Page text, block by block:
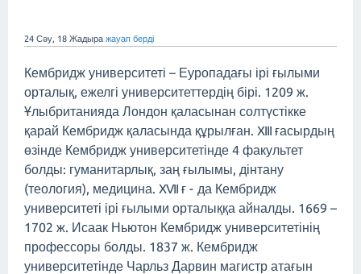
24 Сәу, 18 Жадыра жауап берді
Кембридж университеті – Еуропадағы ірі ғылыми
орталық, ежелгі университеттердің бірі. 1209 ж.
Ұлыбританияда Лондон қаласынан солтүстікке
қарай Кембридж қаласында құрылған. XIII ғасырдың
өзінде Кембридж университетінде 4 факультет
болды: гуманитарлық, заң ғылымы, дінтану
(теология), медицина. XVII ғ - да Кембридж
университеті ірі ғылыми орталыққа айналды. 1669 –
1702 ж. Исаак Ньютон Кембридж университетінің
профессоры болды. 1837 ж. Кембридж
университетінде Чарльз Дарвин магистр атағын